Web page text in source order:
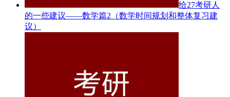
给27考研人
的一些建议——数学篇2（数学时间规划和整体复习建
议）